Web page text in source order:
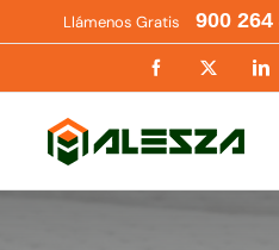
Llámenos Gratis 900 264
Facebook